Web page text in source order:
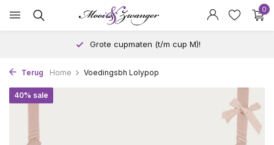
0
Grote cupmaten (t/m cup M)!
Terug Home Voedingsbh Lolypop
40% sale